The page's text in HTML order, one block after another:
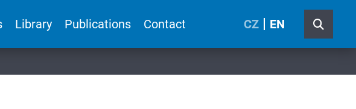
Library Publications Contact CZ EN